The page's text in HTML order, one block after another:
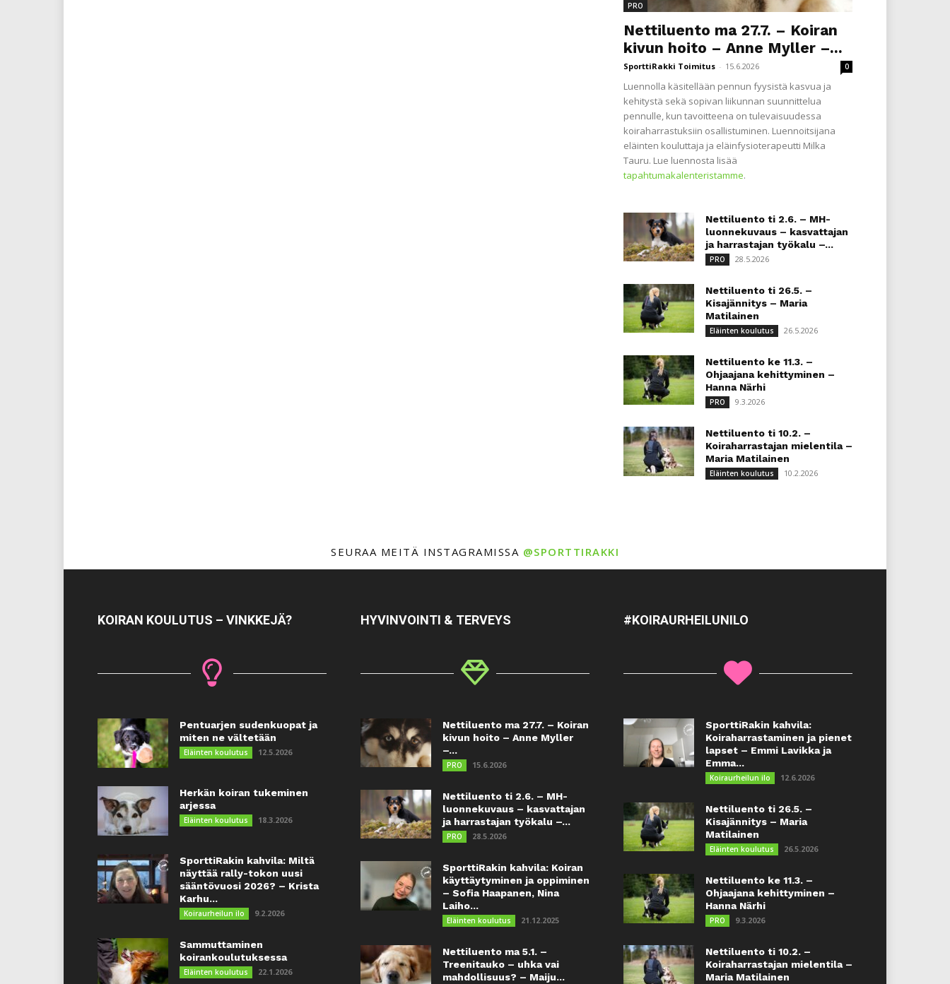
PRO
Nettiluento ma 27.7. – Koiran
kivun hoito – Anne Myller –...
SporttiRakki Toimitus - 15.6.2026 0
Luennolla käsitellään pennun fyysistä kasvua ja
kehitystä sekä sopivan liikunnan suunnittelua
pennulle, kun tavoitteena on tulevaisuudessa
koiraharrastuksiin osallistuminen. Luennoitsijana
eläinten kouluttaja ja eläinfysioterapeutti Milka
Tauru. Lue luennosta lisää
tapahtumakalenteristamme.
Nettiluento ti 2.6. – MH-
luonnekuvaus – kasvattajan
ja harrastajan työkalu –...
PRO 28.5.2026
Nettiluento ti 26.5. –
Kisajännitys – Maria
Matilainen
Eläinten koulutus 26.5.2026
Nettiluento ke 11.3. –
Ohjaajana kehittyminen –
Hanna Närhi
PRO 9.3.2026
Nettiluento ti 10.2. –
Koiraharrastajan mielentila –
Maria Matilainen
Eläinten koulutus 10.2.2026
SEURAA MEITÄ INSTAGRAMISSA @SPORTTIRAKKI
KOIRAN KOULUTUS – VINKKEJÄ?
Pentuarjen sudenkuopat ja
miten ne vältetään
Eläinten koulutus 12.5.2026
Herkän koiran tukeminen
arjessa
Eläinten koulutus 18.3.2026
SporttiRakin kahvila: Miltä
näyttää rally-tokon uusi
sääntövuosi 2026? – Krista
Karhu...
Koiraurheilun ilo 9.2.2026
Sammuttaminen
koirankoulutuksessa
Eläinten koulutus 22.1.2026
HYVINVOINTI & TERVEYS
Nettiluento ma 27.7. – Koiran
kivun hoito – Anne Myller
–...
PRO 15.6.2026
Nettiluento ti 2.6. – MH-
luonnekuvaus – kasvattajan
ja harrastajan työkalu –...
PRO 28.5.2026
SporttiRakin kahvila: Koiran
käyttäytyminen ja oppiminen
– Sofia Haapanen, Nina
Laiho...
Eläinten koulutus 21.12.2025
Nettiluento ma 5.1. –
Treenitauko – uhka vai
mahdollisuus? – Maiju...
#KOIRAURHEILUNILO
SporttiRakin kahvila:
Koiraharrastaminen ja pienet
lapset – Emmi Lavikka ja
Emma...
Koiraurheilun ilo 12.6.2026
Nettiluento ti 26.5. –
Kisajännitys – Maria
Matilainen
Eläinten koulutus 26.5.2026
Nettiluento ke 11.3. –
Ohjaajana kehittyminen –
Hanna Närhi
PRO 9.3.2026
Nettiluento ti 10.2. –
Koiraharrastajan mielentila –
Maria Matilainen